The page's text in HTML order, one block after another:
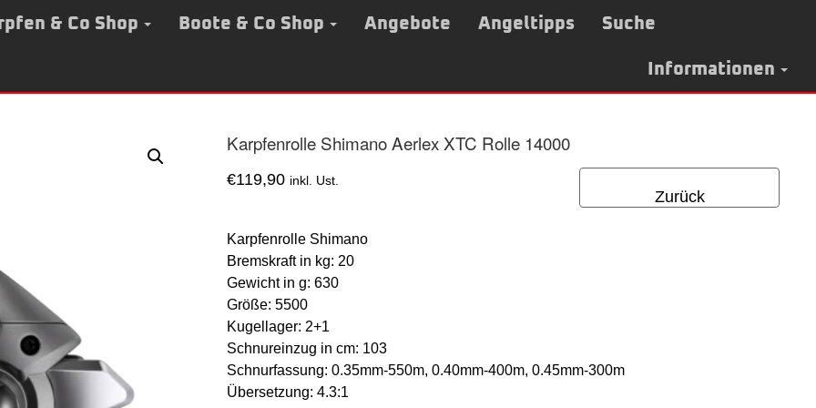
& Co Shop Boote & Co Shop Angebote Angeltipps Suche
Informationen
Karpfenrolle Shimano Aerlex XTC Rolle 14000
Zurück
€119,90 inkl. Ust.
Karpfenrolle Shimano
Bremskraft in kg: 20
Gewicht in g: 630
Größe: 5500
Kugellager: 2+1
Schnureinzug in cm: 103
Schnurfassung: 0.35mm-550m, 0.40mm-400m, 0.45mm-300m
Übersetzung: 4.3:1